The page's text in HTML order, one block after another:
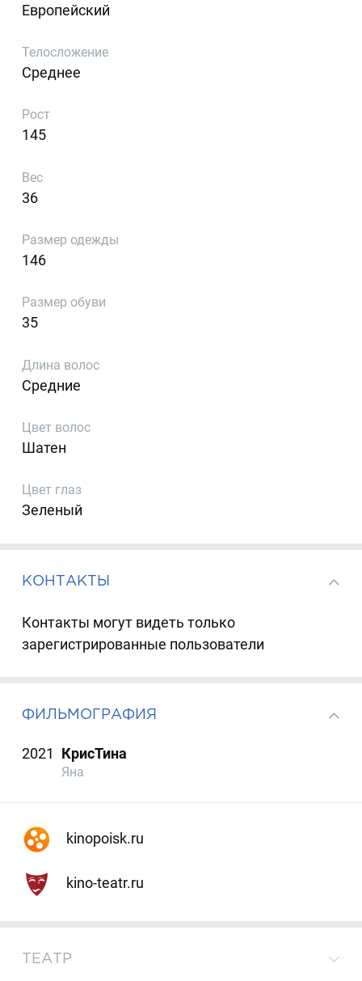
Европейский
Телосложение
Среднее
Рост
145
Вес
36
Размер одежды
146
Размер обуви
35
Длина волос
Средние
Цвет волос
Шатен
Цвет глаз
Зеленый
КОНТАКТЫ
Контакты могут видеть только
зарегистрированные пользователи
ФИЛЬМОГРАФИЯ
2021 КрисТина
Яна
kinopoisk.ru
kino-teatr.ru
ТЕАТР